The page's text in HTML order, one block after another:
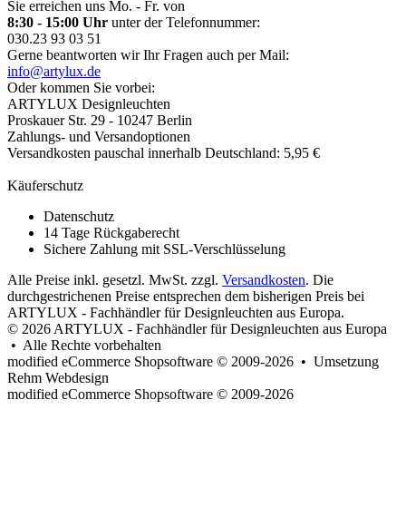
Sie erreichen uns Mo. - Fr. von
8:30 - 15:00 Uhr unter der Telefonnummer:
030.23 93 03 51
Gerne beantworten wir Ihr Fragen auch per Mail:
info@artylux.de
Oder kommen Sie vorbei:
ARTYLUX Designleuchten
Proskauer Str. 29 - 10247 Berlin
Zahlungs- und Versandoptionen
Versandkosten pauschal innerhalb Deutschland: 5,95 €
Käuferschutz
Datenschutz
14 Tage Rückgaberecht
Sichere Zahlung mit SSL-Verschlüsselung
Alle Preise inkl. gesetzl. MwSt. zzgl. Versandkosten. Die
durchgestrichenen Preise entsprechen dem bisherigen Preis bei
ARTYLUX - Fachhändler für Designleuchten aus Europa.
© 2026 ARTYLUX - Fachhändler für Designleuchten aus Europa
• Alle Rechte vorbehalten
modified eCommerce Shopsoftware © 2009-2026 • Umsetzung
Rehm Webdesign
modified eCommerce Shopsoftware © 2009-2026